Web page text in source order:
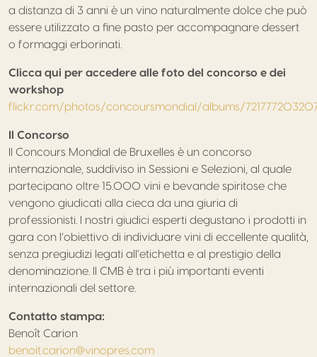
a distanza di 3 anni è un vino naturalmente dolce che può
essere utilizzato a fine pasto per accompagnare dessert
o formaggi erborinati.
Clicca qui per accedere alle foto del concorso e dei
workshop
flickr.com/photos/concoursmondial/albums/
Il Concorso
Il Concours Mondial de Bruxelles è un concorso
internazionale, suddiviso in Sessioni e Selezioni, al quale
partecipano oltre 15.000 vini e bevande spiritose che
vengono giudicati alla cieca da una giuria di
professionisti. I nostri giudici esperti degustano i prodotti in
gara con l’obiettivo di individuare vini di eccellente qualità,
senza pregiudizi legati all’etichetta e al prestigio della
denominazione. Il CMB è tra i più importanti eventi
internazionali del settore.
Contatto stampa:
Benoît Carion
benoit.carion@vinopres.com